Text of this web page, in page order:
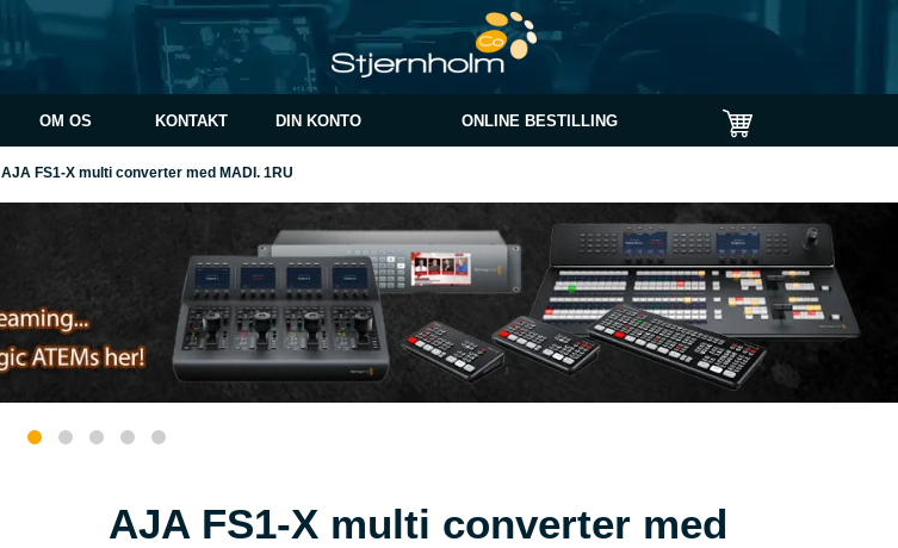
OM OS KONTAKT DIN KONTO ONLINE BESTILLING
AJA FS1-X multi converter med MADI. 1RU
AJA FS1-X multi converter med